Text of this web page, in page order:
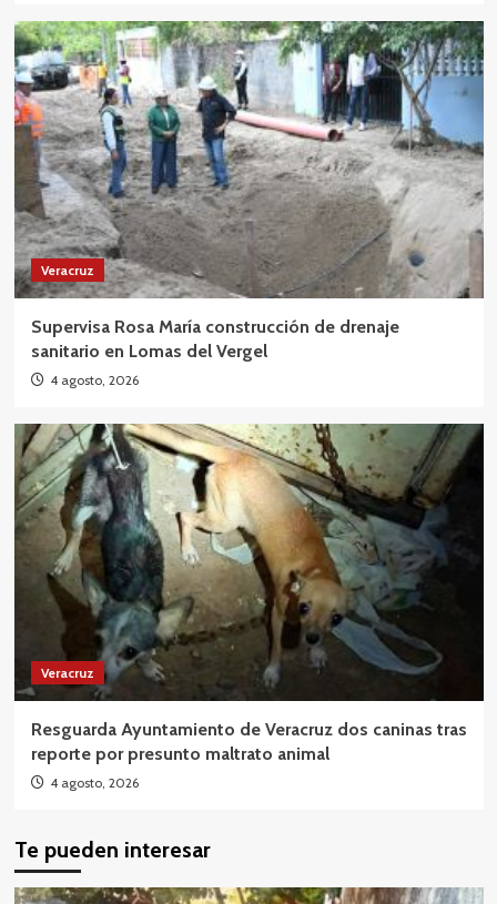
Veracruz
Supervisa Rosa María construcción de drenaje
sanitario en Lomas del Vergel
4 agosto, 2026
Veracruz
Resguarda Ayuntamiento de Veracruz dos caninas tras
reporte por presunto maltrato animal
4 agosto, 2026
Te pueden interesar